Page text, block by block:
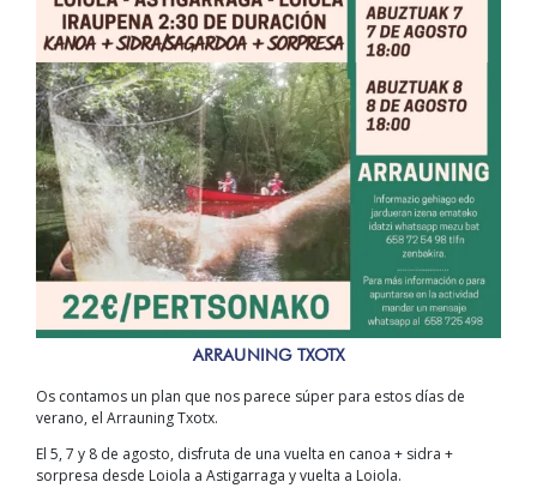
ARRAUNING TXOTX
Os contamos un plan que nos parece súper para estos días de
verano, el Arrauning Txotx.
El 5, 7 y 8 de agosto, disfruta de una vuelta en canoa + sidra +
sorpresa desde Loiola a Astigarraga y vuelta a Loiola.